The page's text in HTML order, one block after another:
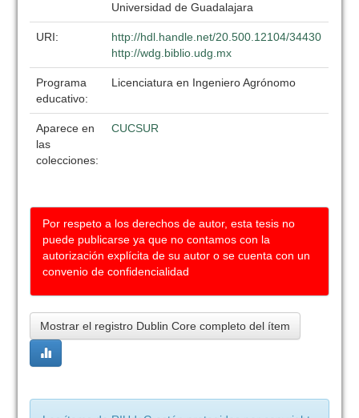
Universidad de Guadalajara
URI:
http://hdl.handle.net/20.500.12104/34430
http://wdg.biblio.udg.mx
Programa
educativo:
Licenciatura en Ingeniero Agrónomo
Aparece en
las
colecciones:
CUCSUR
Por respeto a los derechos de autor, esta tesis no
puede publicarse ya que no contamos con la
autorización explícita de su autor o se cuenta con un
convenio de confidencialidad
Mostrar el registro Dublin Core completo del ítem